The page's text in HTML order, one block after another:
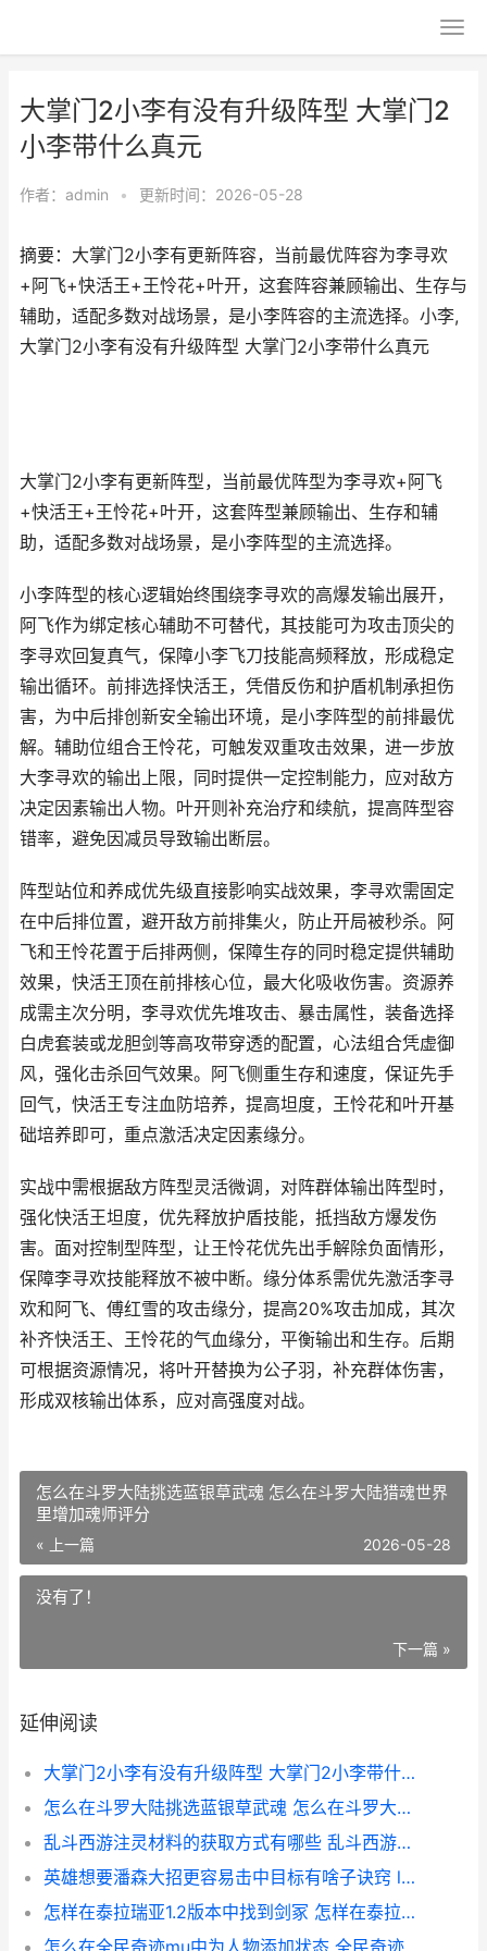
大掌门2小李有没有升级阵型 大掌门2
小李带什么真元
作者： admin • 更新时间：2026-05-28
摘要：大掌门2小李有更新阵容，当前最优阵容为李寻欢
+阿飞+快活王+王怜花+叶开，这套阵容兼顾输出、生存与
辅助，适配多数对战场景，是小李阵容的主流选择。小李,
大掌门2小李有没有升级阵型 大掌门2小李带什么真元
大掌门2小李有更新阵型，当前最优阵型为李寻欢+阿飞
+快活王+王怜花+叶开，这套阵型兼顾输出、生存和辅
助，适配多数对战场景，是小李阵型的主流选择。
小李阵型的核心逻辑始终围绕李寻欢的高爆发输出展开，
阿飞作为绑定核心辅助不可替代，其技能可为攻击顶尖的
李寻欢回复真气，保障小李飞刀技能高频释放，形成稳定
输出循环。前排选择快活王，凭借反伤和护盾机制承担伤
害，为中后排创新安全输出环境，是小李阵型的前排最优
解。辅助位组合王怜花，可触发双重攻击效果，进一步放
大李寻欢的输出上限，同时提供一定控制能力，应对敌方
决定因素输出人物。叶开则补充治疗和续航，提高阵型容
错率，避免因减员导致输出断层。
阵型站位和养成优先级直接影响实战效果，李寻欢需固定
在中后排位置，避开敌方前排集火，防止开局被秒杀。阿
飞和王怜花置于后排两侧，保障生存的同时稳定提供辅助
效果，快活王顶在前排核心位，最大化吸收伤害。资源养
成需主次分明，李寻欢优先堆攻击、暴击属性，装备选择
白虎套装或龙胆剑等高攻带穿透的配置，心法组合凭虚御
风，强化击杀回气效果。阿飞侧重生存和速度，保证先手
回气，快活王专注血防培养，提高坦度，王怜花和叶开基
础培养即可，重点激活决定因素缘分。
实战中需根据敌方阵型灵活微调，对阵群体输出阵型时，
强化快活王坦度，优先释放护盾技能，抵挡敌方爆发伤
害。面对控制型阵型，让王怜花优先出手解除负面情形，
保障李寻欢技能释放不被中断。缘分体系需优先激活李寻
欢和阿飞、傅红雪的攻击缘分，提高20%攻击加成，其次
补齐快活王、王怜花的气血缘分，平衡输出和生存。后期
可根据资源情况，将叶开替换为公子羽，补充群体伤害，
形成双核输出体系，应对高强度对战。
怎么在斗罗大陆挑选蓝银草武魂 怎么在斗罗大陆猎魂世界
里增加魂师评分
« 上一篇 2026-05-28
没有了！
下一篇 »
延伸阅读
大掌门2小李有没有升级阵型 大掌门2小李带什么真元
怎么在斗罗大陆挑选蓝银草武魂 怎么在斗罗大陆猎魂世界里增加魂师评分
乱斗西游注灵材料的获取方式有哪些 乱斗西游做玄技巧
英雄想要潘森大招更容易击中目标有啥子诀窍 lol新版潘森怎么玩
怎样在泰拉瑞亚1.2版本中找到剑冢 怎样在泰拉瑞亚里用指令获得天顶剑装备